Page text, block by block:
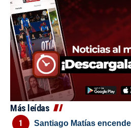
Más leídas
Santiago Matías